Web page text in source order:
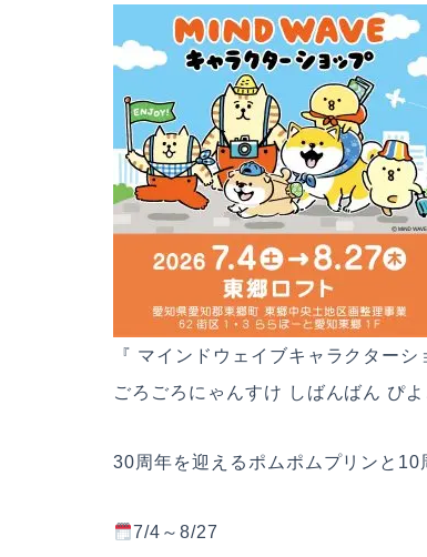
『 マインドウェイブキャラクターシ
ごろごろにゃんすけ しばんばん ぴ
30周年を迎えるポムポムプリンと
7/4～8/27